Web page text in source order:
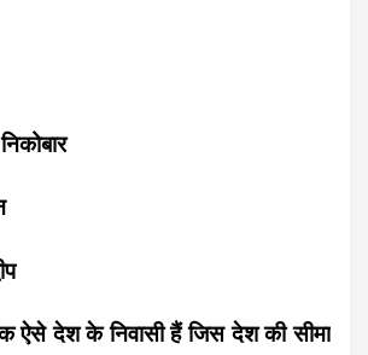
ऐसे देश के निवासी हैं जिस देश की सीमा